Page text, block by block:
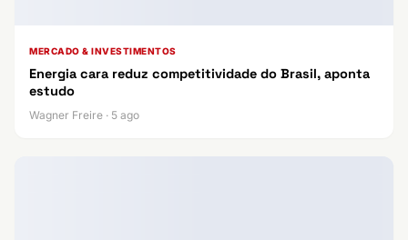
MERCADO & INVESTIMENTOS
Energia cara reduz competitividade do Brasil, aponta
estudo
Wagner Freire · 5 ago